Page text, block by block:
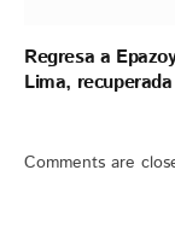
Regresa a
Lima,
Comments are